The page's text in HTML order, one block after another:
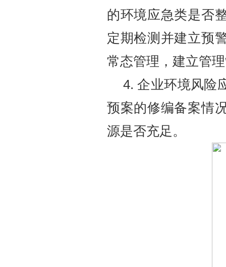
的环境应急类是否
定期检测并建立预
常态管理，建立管
4. 企业环境风险
预案的修编备案情
源是否充足。